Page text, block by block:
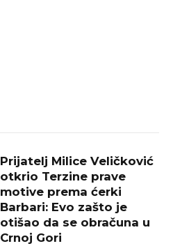
Prijatelj Milice Veličković
otkrio Terzine prave
motive prema ćerki
Barbari: Evo zašto je
otišao da se obračuna u
Crnoj Gori